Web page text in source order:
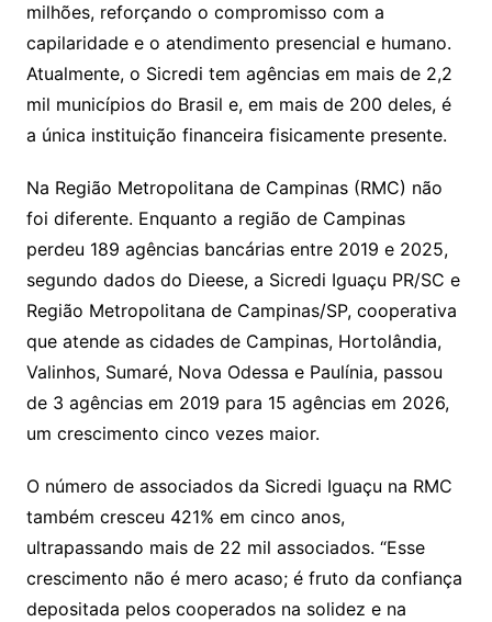
milhões, reforçando o compromisso com a
capilaridade e o atendimento presencial e humano.
Atualmente, o Sicredi tem agências em mais de 2,2
mil municípios do Brasil e, em mais de 200 deles, é
a única instituição financeira fisicamente presente.
Na Região Metropolitana de Campinas (RMC) não
foi diferente. Enquanto a região de Campinas
perdeu 189 agências bancárias entre 2019 e 2025,
segundo dados do Dieese, a Sicredi Iguaçu PR/SC e
Região Metropolitana de Campinas/SP, cooperativa
que atende as cidades de Campinas, Hortolândia,
Valinhos, Sumaré, Nova Odessa e Paulínia, passou
de 3 agências em 2019 para 15 agências em 2026,
um crescimento cinco vezes maior.
O número de associados da Sicredi Iguaçu na RMC
também cresceu 421% em cinco anos,
ultrapassando mais de 22 mil associados. “Esse
crescimento não é mero acaso; é fruto da confiança
depositada pelos cooperados na solidez e na